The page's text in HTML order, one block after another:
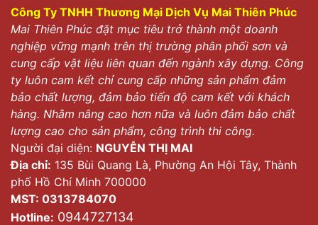
Công Ty TNHH Thương Mại Dịch Vụ Mai Thiên Phúc
Mai Thiên Phúc đặt mục tiêu trở thành một doanh
nghiệp vững mạnh trên thị trường phân phối sơn và
cung cấp vật liệu liên quan đến ngành xây dựng. Công
ty luôn cam kết chỉ cung cấp những sản phẩm đảm
bảo chất lượng, đảm bảo tiến độ cam kết với khách
hàng. Nhằm nâng cao hơn nữa và luôn đảm bảo chất
lượng cao cho sản phẩm, công trình thi công.
Người đại diện: NGUYỄN THỊ MAI
Địa chỉ: 135 Bùi Quang Là, Phường An Hội Tây, Thành
phố Hồ Chí Minh 700000
MST: 0313784070
Hotline: 0944727134